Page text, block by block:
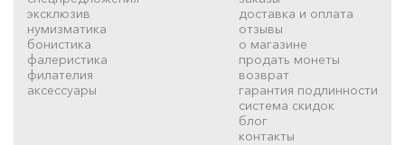
эксклюзив
нумизматика
бонистика
фалеристика
филателия
аксессуары
доставка и оплата
отзывы
о магазине
продать монеты
возврат
гарантия подлинности
система скидок
блог
контакты